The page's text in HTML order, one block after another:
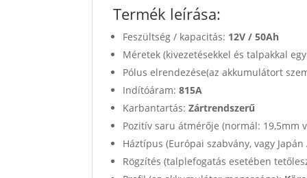
Termék leírása:
Feszültség / kapacitás: 12V /50Ah
Méretek (kivezetésekkel és talpakkal
Pólus elrendezése(az akkumulátort
Indítóáram:815A
Karbantartás:Zártrendszerű
Pozitív saru átmérője (normál: 19,5mm
Háztípus (Európai szabvány, vagy Japán
Rögzítés (talplefogatás esetében